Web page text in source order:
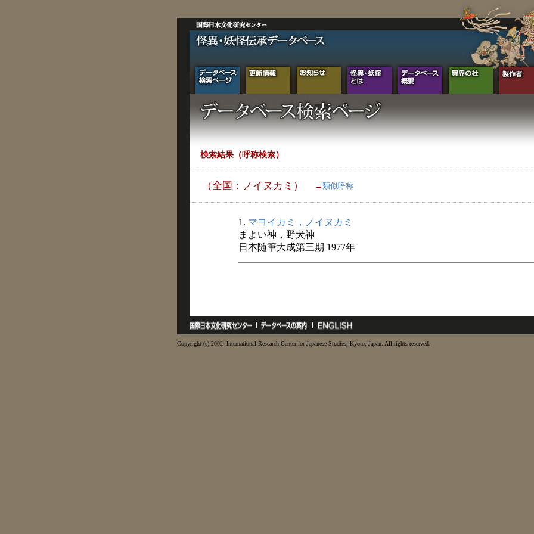
検索結果（呼称検索）
（全国：ノイヌカミ） →類似呼称
1. マヨイカミ，ノイヌカミ
まよい神，野犬神
日本随筆大成第三期 1977年
Copyright (c) 2002- International Research Center for Japanese Studies, Kyoto, Japan. All rights reserved.